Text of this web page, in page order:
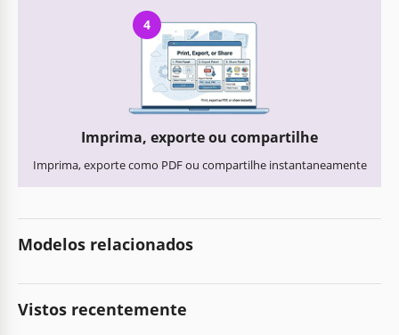
4
Imprima, exporte ou compartilhe
Imprima, exporte como PDF ou compartilhe instantaneamente
Modelos relacionados
Vistos recentemente